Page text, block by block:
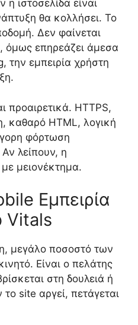
η ιστοσελίδα είναι
θα κολλήσει. Το
Δεν φαίνεται
όμως επηρεάζει άμεσα
την εμπειρία χρήστη
προαιρετικά. HTTPS,
καθαρό HTML, λογική
φόρτωση
λείπουν, η
με μειονέκτημα.
Εμπειρία
Vitals
μεγάλο ποσοστό των
Είναι ο πελάτης
στη δουλειά ή
site αργεί, πετάγεται